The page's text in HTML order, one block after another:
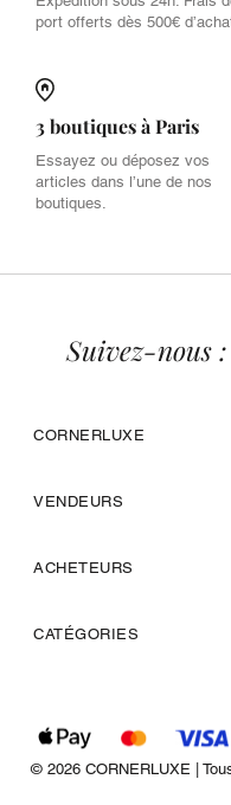
port offerts dès 500€
3 boutiques à Paris
Essayez ou déposez vos
articles dans l’une de nos
boutiques.
CORNERLUXE
VENDEURS
ACHETEURS
CATÉGORIES
Suivez-nous :
© 2026 CORNERLUXE |